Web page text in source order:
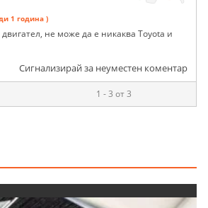
1 година )
не може да е никаква Toyota и
Сигнализирай за неуместен коментар
1 - 3 от 3